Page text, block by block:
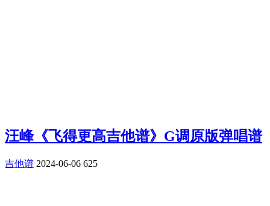
汪峰《飞得更高吉他谱》G调原版弹唱谱
吉他谱 2024-06-06 625